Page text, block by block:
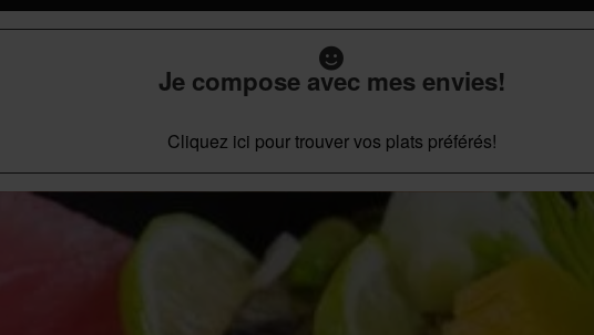
Je compose avec mes envies!
Cliquez ici pour trouver vos plats préférés!